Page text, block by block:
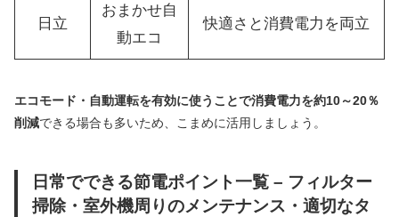
日立
おまかせ自
動エコ
快適さと消費電力を両立
エコモード・自動運転を有効に使うことで消費電力を約10～20％
削減できる場合も多いため、こまめに活用しましょう。
日常でできる節電ポイント一覧 – フィルター
掃除・室外機周りのメンテナンス・適切なタ